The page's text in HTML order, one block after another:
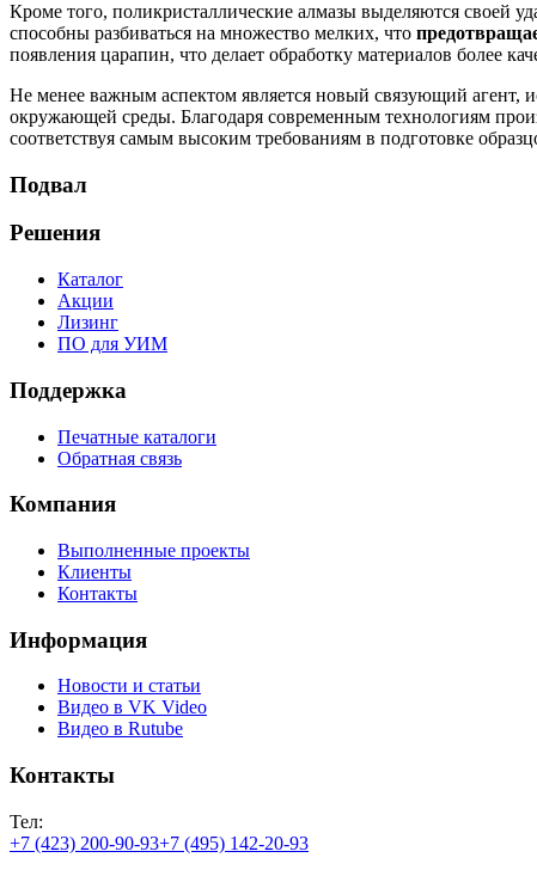
Кроме того, поликристаллические алмазы выделяются своей
способны разбиваться на множество мелких, что
появления царапин, что делает обработку материалов более
Не менее важным аспектом является новый связующий агент,
окружающей среды. Благодаря современным технологиям
соответствуя самым высоким требованиям в подготовке
Подвал
Решения
Каталог
Акции
Лизинг
ПО для УИМ
Поддержка
Печатные каталоги
Обратная связь
Компания
Выполненные проекты
Клиенты
Контакты
Информация
Новости и статьи
Видео в VK Video
Видео в Rutube
Контакты
Тел:
+7 (423) 200-90-93+7 (495) 142-20-93